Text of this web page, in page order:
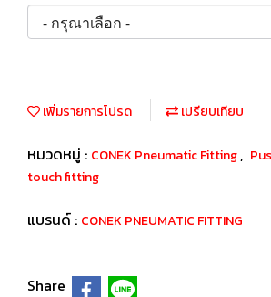
เพิ่มรายการโปรด เปรียบเทียบ
หมวดหมู่ : CONEK Pneumatic Fitting,
touch fitting
แบรนด์ : CONEK PNEUMATIC FITTING
Share